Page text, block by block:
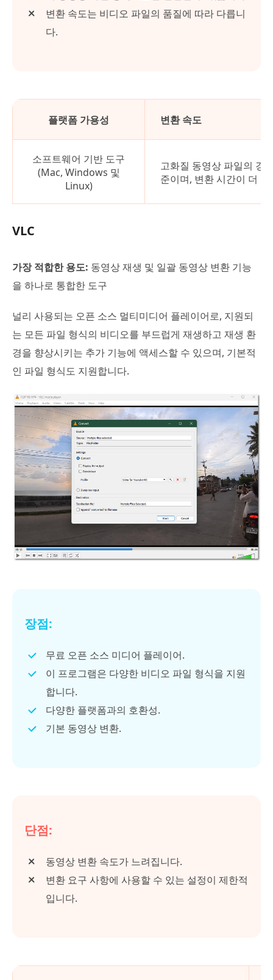
변환 속도는 비디오 파일의 품질에 따라 다릅니
다.
플랫폼 가용성 변환 속도
소프트웨어 기반 도구
(Mac, Windows 및
Linux)
고화질 동영상 파일의 경
준이며, 변환 시간이 더
VLC
가장 적합한 용도: 동영상 재생 및 일괄 동영상 변환 기능
을 하나로 통합한 도구
널리 사용되는 오픈 소스 멀티미디어 플레이어로, 지원되
는 모든 파일 형식의 비디오를 부드럽게 재생하고 재생 환
경을 향상시키는 추가 기능에 액세스할 수 있으며, 기본적
인 파일 형식도 지원합니다.
장점:
무료 오픈 소스 미디어 플레이어.
이 프로그램은 다양한 비디오 파일 형식을 지원
합니다.
다양한 플랫폼과의 호환성.
기본 동영상 변환.
단점:
동영상 변환 속도가 느려집니다.
변환 요구 사항에 사용할 수 있는 설정이 제한적
입니다.